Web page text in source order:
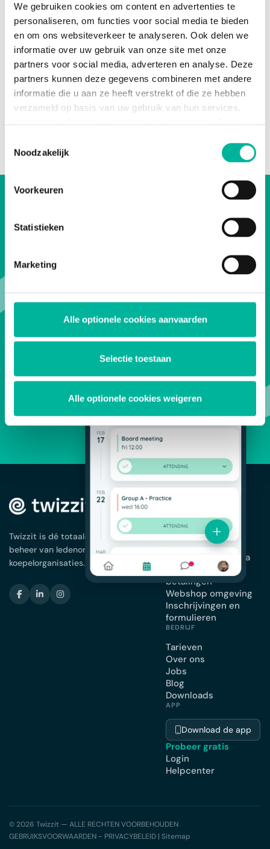
We gebruiken cookies om content en advertenties te
personaliseren, om functies voor social media te bieden
en om ons websiteverkeer te analyseren. Ook delen we
informatie over uw gebruik van onze site met onze
partners voor social media, adverteren en analyse. Deze
partners kunnen deze gegevens combineren met andere
informatie die u aan ze heeft verstrekt of die ze hebben
verzameld op basis van uw gebruik van hun services.
functioneren van de website en kunnen niet worden
geweigerd; hierover bestaat enkel een informatieplicht. U
cookies op elk moment intrekken via de consent
Noodzakelijk
Voorkeuren
Statistieken
Marketing
Alle optionele cookies aanvaarden
Selectie toestaan
Alle optionele cookies weigeren
moeiteloos voor een verdere externe
dataverwerking, bijvoorbeeld in je
boekhoudprogramma.
Analyseer statistieken over je leden,
lidmaatschappen, aanwezigheden,
nieuwsbrieven, … en stuur bij waar nodig.
Team up with Twizzit.
Ontdek wat Twizzit te bieden heeft voor
PROBEER GRATIS
Twizzit is dé totaaloplossing voor het
beheer van ledenorganisaties en
koepelorganisaties.
OPLOSSINGEN
Ledenbeheer
App voor je
vereniging
Planning en agenda
Facturatie en
betalingen
Webshop omgeving
Inschrijvingen en
formulieren
BEDRIJF
Tarieven
Over ons
Jobs
Blog
Downloads
APP
Download de app
Probeer gratis
Login
Helpcenter
© 2026 Twizzit — ALLE RECHTEN VOORBEHOUDEN
GEBRUIKSVOORWAARDEN - PRIVACYBELEID | Sitemap